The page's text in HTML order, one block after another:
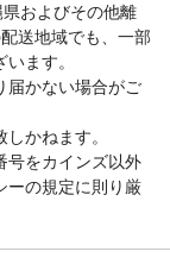
およびその他離
送地域でも、一部
ます。
届かない場合がご
かねます。
号をカインズ以外
ーの規定に則り厳